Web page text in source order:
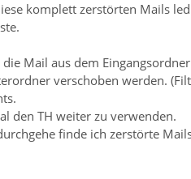
komplett zerstörten Mails
Mail aus dem
verschoben werden.
den TH weiter zu verwenden.
finde ich zerstörte